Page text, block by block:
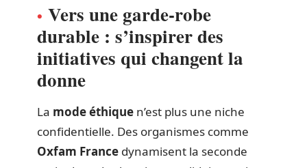
Vers une garde-robe
durable : s’inspirer des
initiatives qui changent la
donne
La mode éthique n’est plus une niche
confidentielle. Des organismes comme
Oxfam France dynamisent la seconde